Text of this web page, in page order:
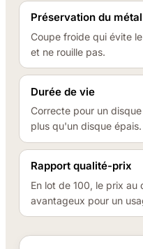
Préservation du métal
Coupe froide qui évite
et ne rouille pas.
Durée de vie
Correcte pour un
plus qu'un disque épais.
Rapport qualité-prix
En lot de 100, le prix
avantageux pour un